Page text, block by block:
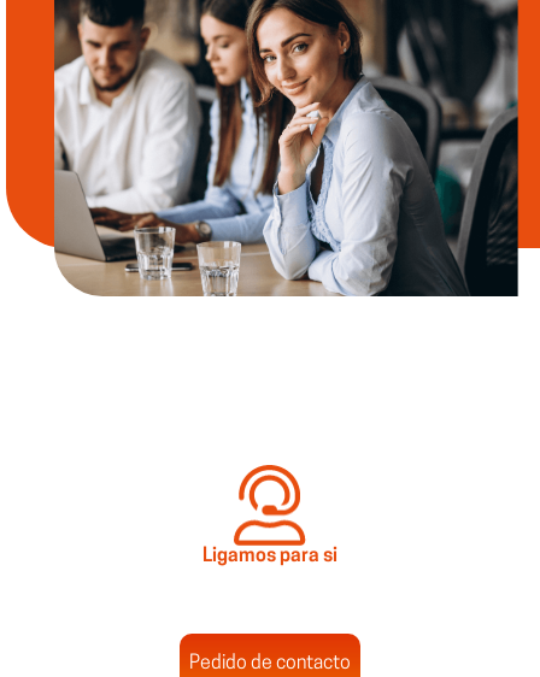
Ligamos para si
Pedido de contacto